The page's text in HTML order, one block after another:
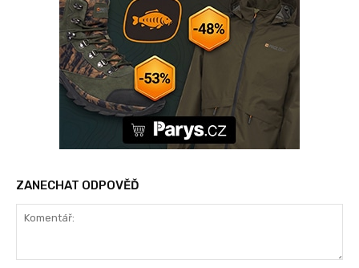
ZANECHAT ODPOVĚĎ